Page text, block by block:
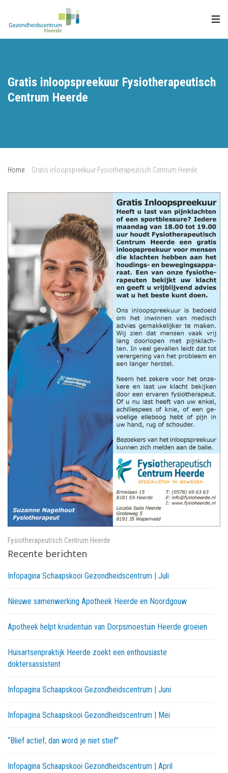
Gratis inloopspreekuur Fysiotherapeutisch
Centrum Heerde
Home Gratis inloopspreekuur Fysiotherapeutisch Centrum Heerde
Fysiotherapeutisch Centrum Heerde
Recente berichten
Infopagina Schaapskooi Gezondheidscentrum | Juli
Nieuwe samenwerking Apotheek Heerde en Noordgouw
Apotheek helpt kruidentuin van Dorpsmoestuin Heerde groeien
Huisartsenpraktijk Heerde zoekt een enthousiaste
doktersassistent
Infopagina Schaapskooi Gezondheidscentrum | Juni
Infopagina Schaapskooi Gezondheidscentrum | Mei
“Blief actief, dan word je niet stief”
Infopagina Schaapskooi Gezondheidscentrum | April